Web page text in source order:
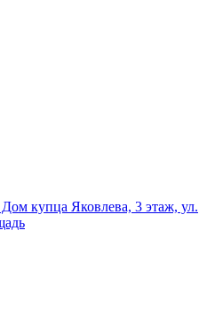
купца Яковлева, 3 этаж, ул.